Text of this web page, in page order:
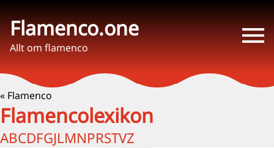
Flamenco.one
Allt om flamenco
« Flamenco
Flamencolexikon
ABCDFGJLMNPRSTVZ